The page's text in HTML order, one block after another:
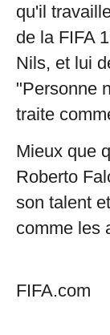
qu'il
de la FIFA
Nils, et lui
"Personne
traite
Mieux que
Roberto
son talent
comme les
FIFA.com